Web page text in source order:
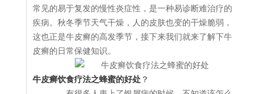
常见的易于复发的慢性炎症性，是一种易诊断难治疗的
疾病。秋冬季节天气干燥，人的皮肤也变的干燥脆弱，
这也正是牛皮癣的高发季节，接下来我们就来了解下牛
皮癣的日常保健知识。
牛皮癣饮食疗法之蜂蜜的好处 ？